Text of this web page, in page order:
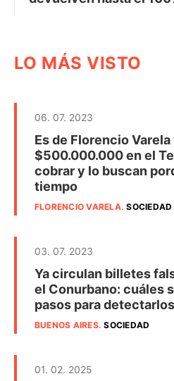
LO MÁS VISTO
06. 07. 2023
Es de Florencio Varela
$500.000.000 en el
cobrar y lo buscan
tiempo
FLORENCIO VARELA.SOCIEDAD
03. 07. 2023
Ya circulan billetes
el Conurbano: cuáles
pasos para detectarlos
BUENOS AIRES.SOCIEDAD
01. 02. 2025